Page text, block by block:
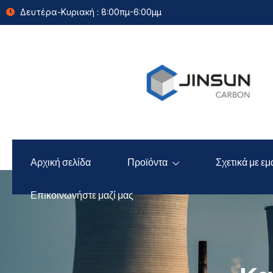
Δευτέρα-Κυριακή : 8:00πμ-6:00μμ
Αρχική σελίδα Προϊόντα Σχετικά με
Επικοινωνήστε μαζί μας